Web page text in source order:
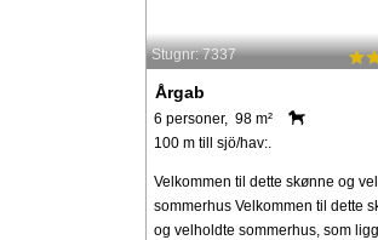
Stugnr: 7337
Årgab
6 personer, 98 m²
100 m till sjö/hav:.
Velkommen til dette skønne og
sommerhus Velkommen til dette
og velholdte sommerhus, som